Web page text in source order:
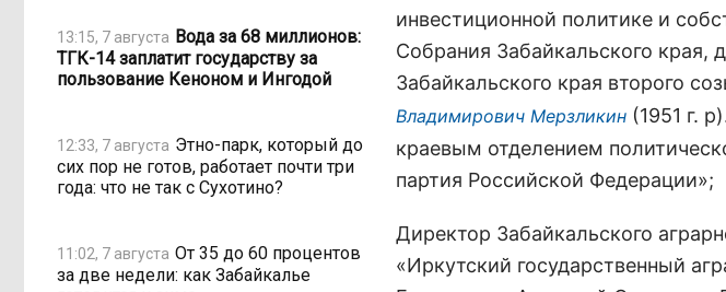
13:15, 7 августа Вода за 68 миллионов:
ТГК-14 заплатит государству за
пользование Кеноном и Ингодой
12:33, 7 августа Этно-парк, который до
сих пор не готов, работает почти три
года: что не так с Сухотино?
11:02, 7 августа От 35 до 60 процентов
за две недели: как Забайкалье
инвестиционной политике и
Собрания Забайкальского края,
Забайкальского края второго
Владимирович Мерзликин (1951 г.
краевым отделением
партия Российской Федерации»;
Директор Забайкальского
«Иркутский государственный